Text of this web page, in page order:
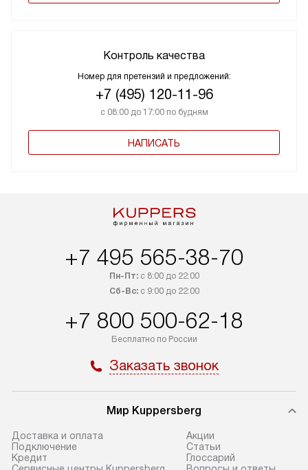
Контроль качества
Номер для претензий и предложений:
+7 (495) 120-11-96
с 08:00 до 17:00 по будням
НАПИСАТЬ
+7 495 565-38-70
Пн-Пт:с 8:00 до 22:00
Сб-Вс:с 9:00 до 22:00
+7 800 500-62-18
Бесплатно по России
Заказать звонок
Мир Kuppersberg
Доставка и оплата
Подключение
Кредит
Акции
Cтатьи
Глоссарий